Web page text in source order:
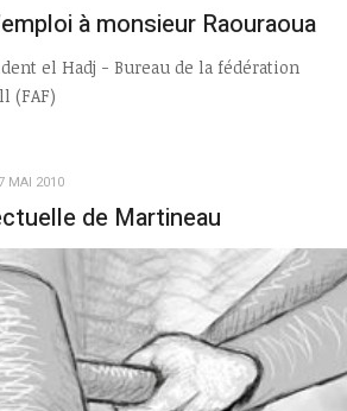
à monsieur Raouraoua
el Hadj - Bureau de la fédération
(FAF)
7 MAI 2010
de Martineau